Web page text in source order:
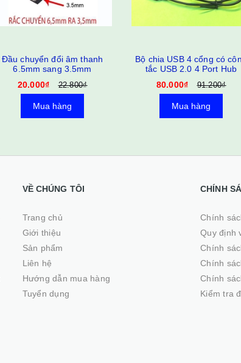
Đầu chuyển đổi âm thanh
6.5mm sang 3.5mm
20.000₫
22.800₫
Mua hàng
Bộ chia USB 4 cổng có
tắc USB 2.0 4 Port Hub
80.000₫
91.200₫
Mua hàng
VỀ CHÚNG TÔI
Trang chủ
Giới thiệu
Sản phẩm
Liên hệ
Hướng dẫn mua hàng
Tuyển dụng
CHÍNH
Chính
Quy định
Chính
Chính
Chính
Kiểm tra